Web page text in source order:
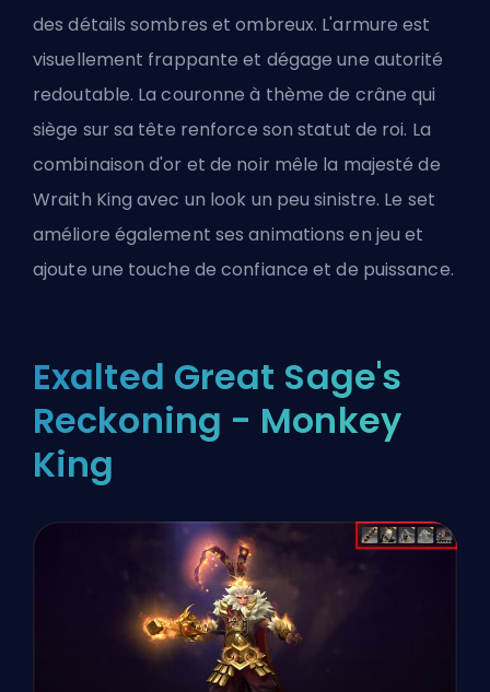
des détails sombres et ombreux. L'armure est
visuellement frappante et dégage une autorité
redoutable. La couronne à thème de crâne qui
siège sur sa tête renforce son statut de roi. La
combinaison d'or et de noir mêle la majesté de
Wraith King avec un look un peu sinistre. Le set
améliore également ses animations en jeu et
ajoute une touche de confiance et de puissance.
Exalted Great Sage's
Reckoning - Monkey
King